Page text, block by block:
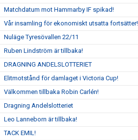
Matchdatum mot Hammarby IF spikad!
Vår insamling för ekonomiskt utsatta fortsätter!
Nuläge Tyresövallen 22/11
Ruben Lindström är tillbaka!
DRAGNING ANDELSLOTTERIET
Elitmotstånd för damlaget i Victoria Cup!
Välkommen tillbaka Robin Carlén!
Dragning Andelslotteriet
Leo Lanneborn är tillbaka!
TACK EMIL!